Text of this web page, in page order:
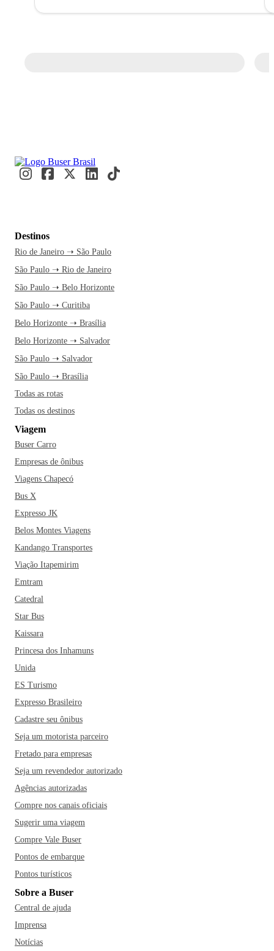
Destinos
Rio de Janeiro ➝ São Paulo
São Paulo ➝ Rio de Janeiro
São Paulo ➝ Belo Horizonte
São Paulo ➝ Curitiba
Belo Horizonte ➝ Brasília
Belo Horizonte ➝ Salvador
São Paulo ➝ Salvador
São Paulo ➝ Brasília
Todas as rotas
Todas os destinos
Viagem
Buser Carro
Empresas de ônibus
Viagens Chapecó
Bus X
Expresso JK
Belos Montes Viagens
Kandango Transportes
Viação Itapemirim
Emtram
Catedral
Star Bus
Kaissara
Princesa dos Inhamuns
Unida
ES Turismo
Expresso Brasileiro
Cadastre seu ônibus
Seja um motorista parceiro
Fretado para empresas
Seja um revendedor autorizado
Agências autorizadas
Compre nos canais oficiais
Sugerir uma viagem
Compre Vale Buser
Pontos de embarque
Pontos turísticos
Sobre a Buser
Central de ajuda
Imprensa
Notícias